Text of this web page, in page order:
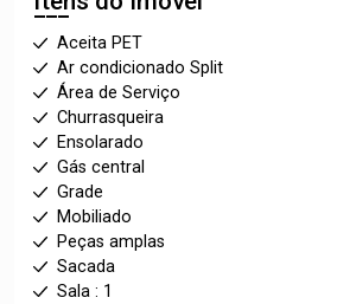
Aceita PET
Ar condicionado Split
Área de Serviço
Churrasqueira
Ensolarado
Gás central
Grade
Mobiliado
Peças amplas
Sacada
Sala : 1